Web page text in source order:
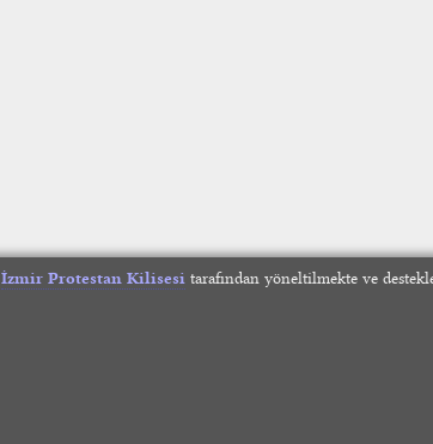
İzmir Protestan Kilisesitarafından yöneltilmekte ve